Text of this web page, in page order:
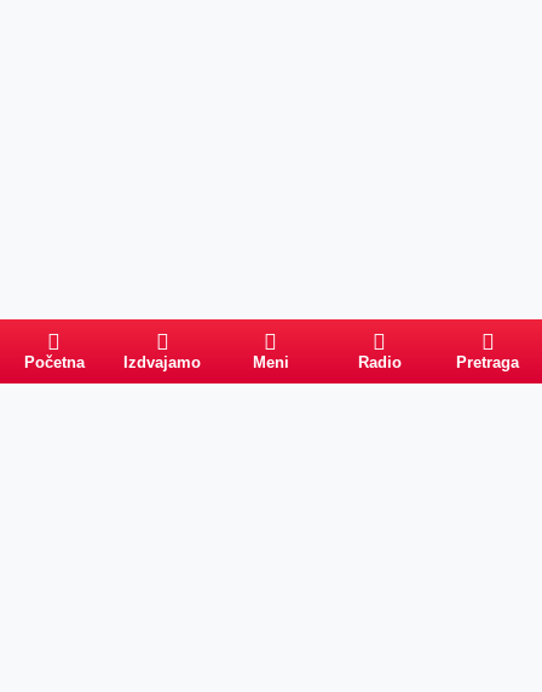
Početna Izdvajamo Meni Radio Pretraga